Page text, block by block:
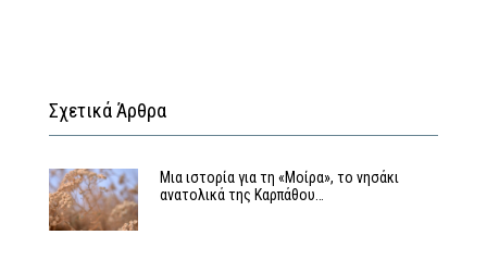
Σχετικά Άρθρα
Μια ιστορία για τη «Μοίρα», το νησάκι
ανατολικά της Καρπάθου…